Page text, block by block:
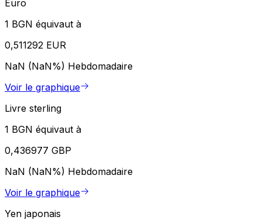
Euro
1 BGN équivaut à
0,511292 EUR
NaN (NaN%) Hebdomadaire
Voir le graphique
Livre sterling
1 BGN équivaut à
0,436977 GBP
NaN (NaN%) Hebdomadaire
Voir le graphique
Yen japonais